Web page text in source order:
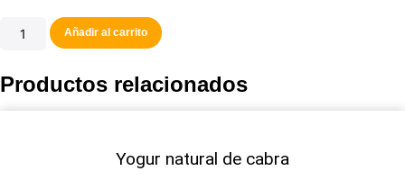
Añadir al carrito
Productos relacionados
Yogur natural de cabra